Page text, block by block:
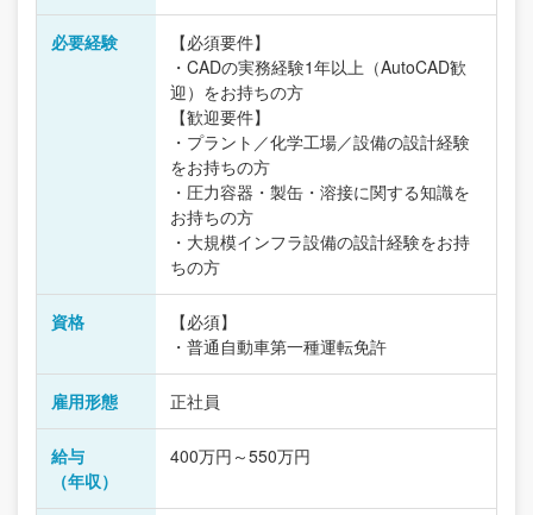
必要経験
【必須要件】
・CADの実務経験1年以上（AutoCAD歓
迎）をお持ちの方
【歓迎要件】
・プラント／化学工場／設備の設計経験
をお持ちの方
・圧力容器・製缶・溶接に関する知識を
お持ちの方
・大規模インフラ設備の設計経験をお持
ちの方
資格
【必須】
・普通自動車第一種運転免許
雇用形態 正社員
給与
（年収）
400万円～550万円